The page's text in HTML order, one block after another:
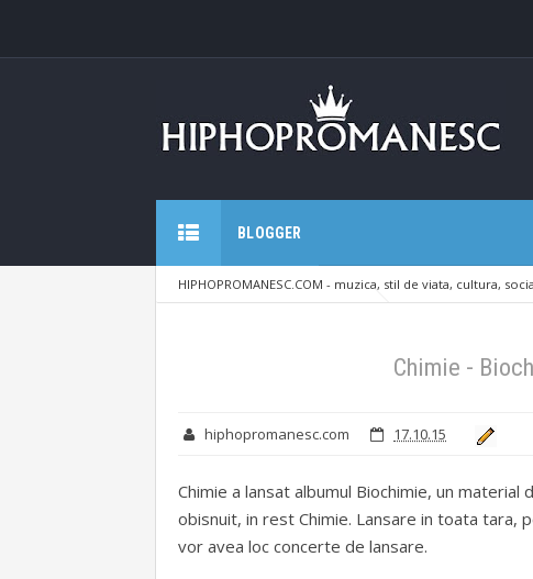
BLOGGER
HIPHOPROMANESC.COM - muzica, stil de viata, cultura,
Chimie - Biochimie vol. I (album)
Chimie -
hiphopromanesc.com 17.10.15
Chimie a lansat albumul Biochimie, un
obisnuit, in rest Chimie. Lansare in toata tara,
vor avea loc concerte de lansare.